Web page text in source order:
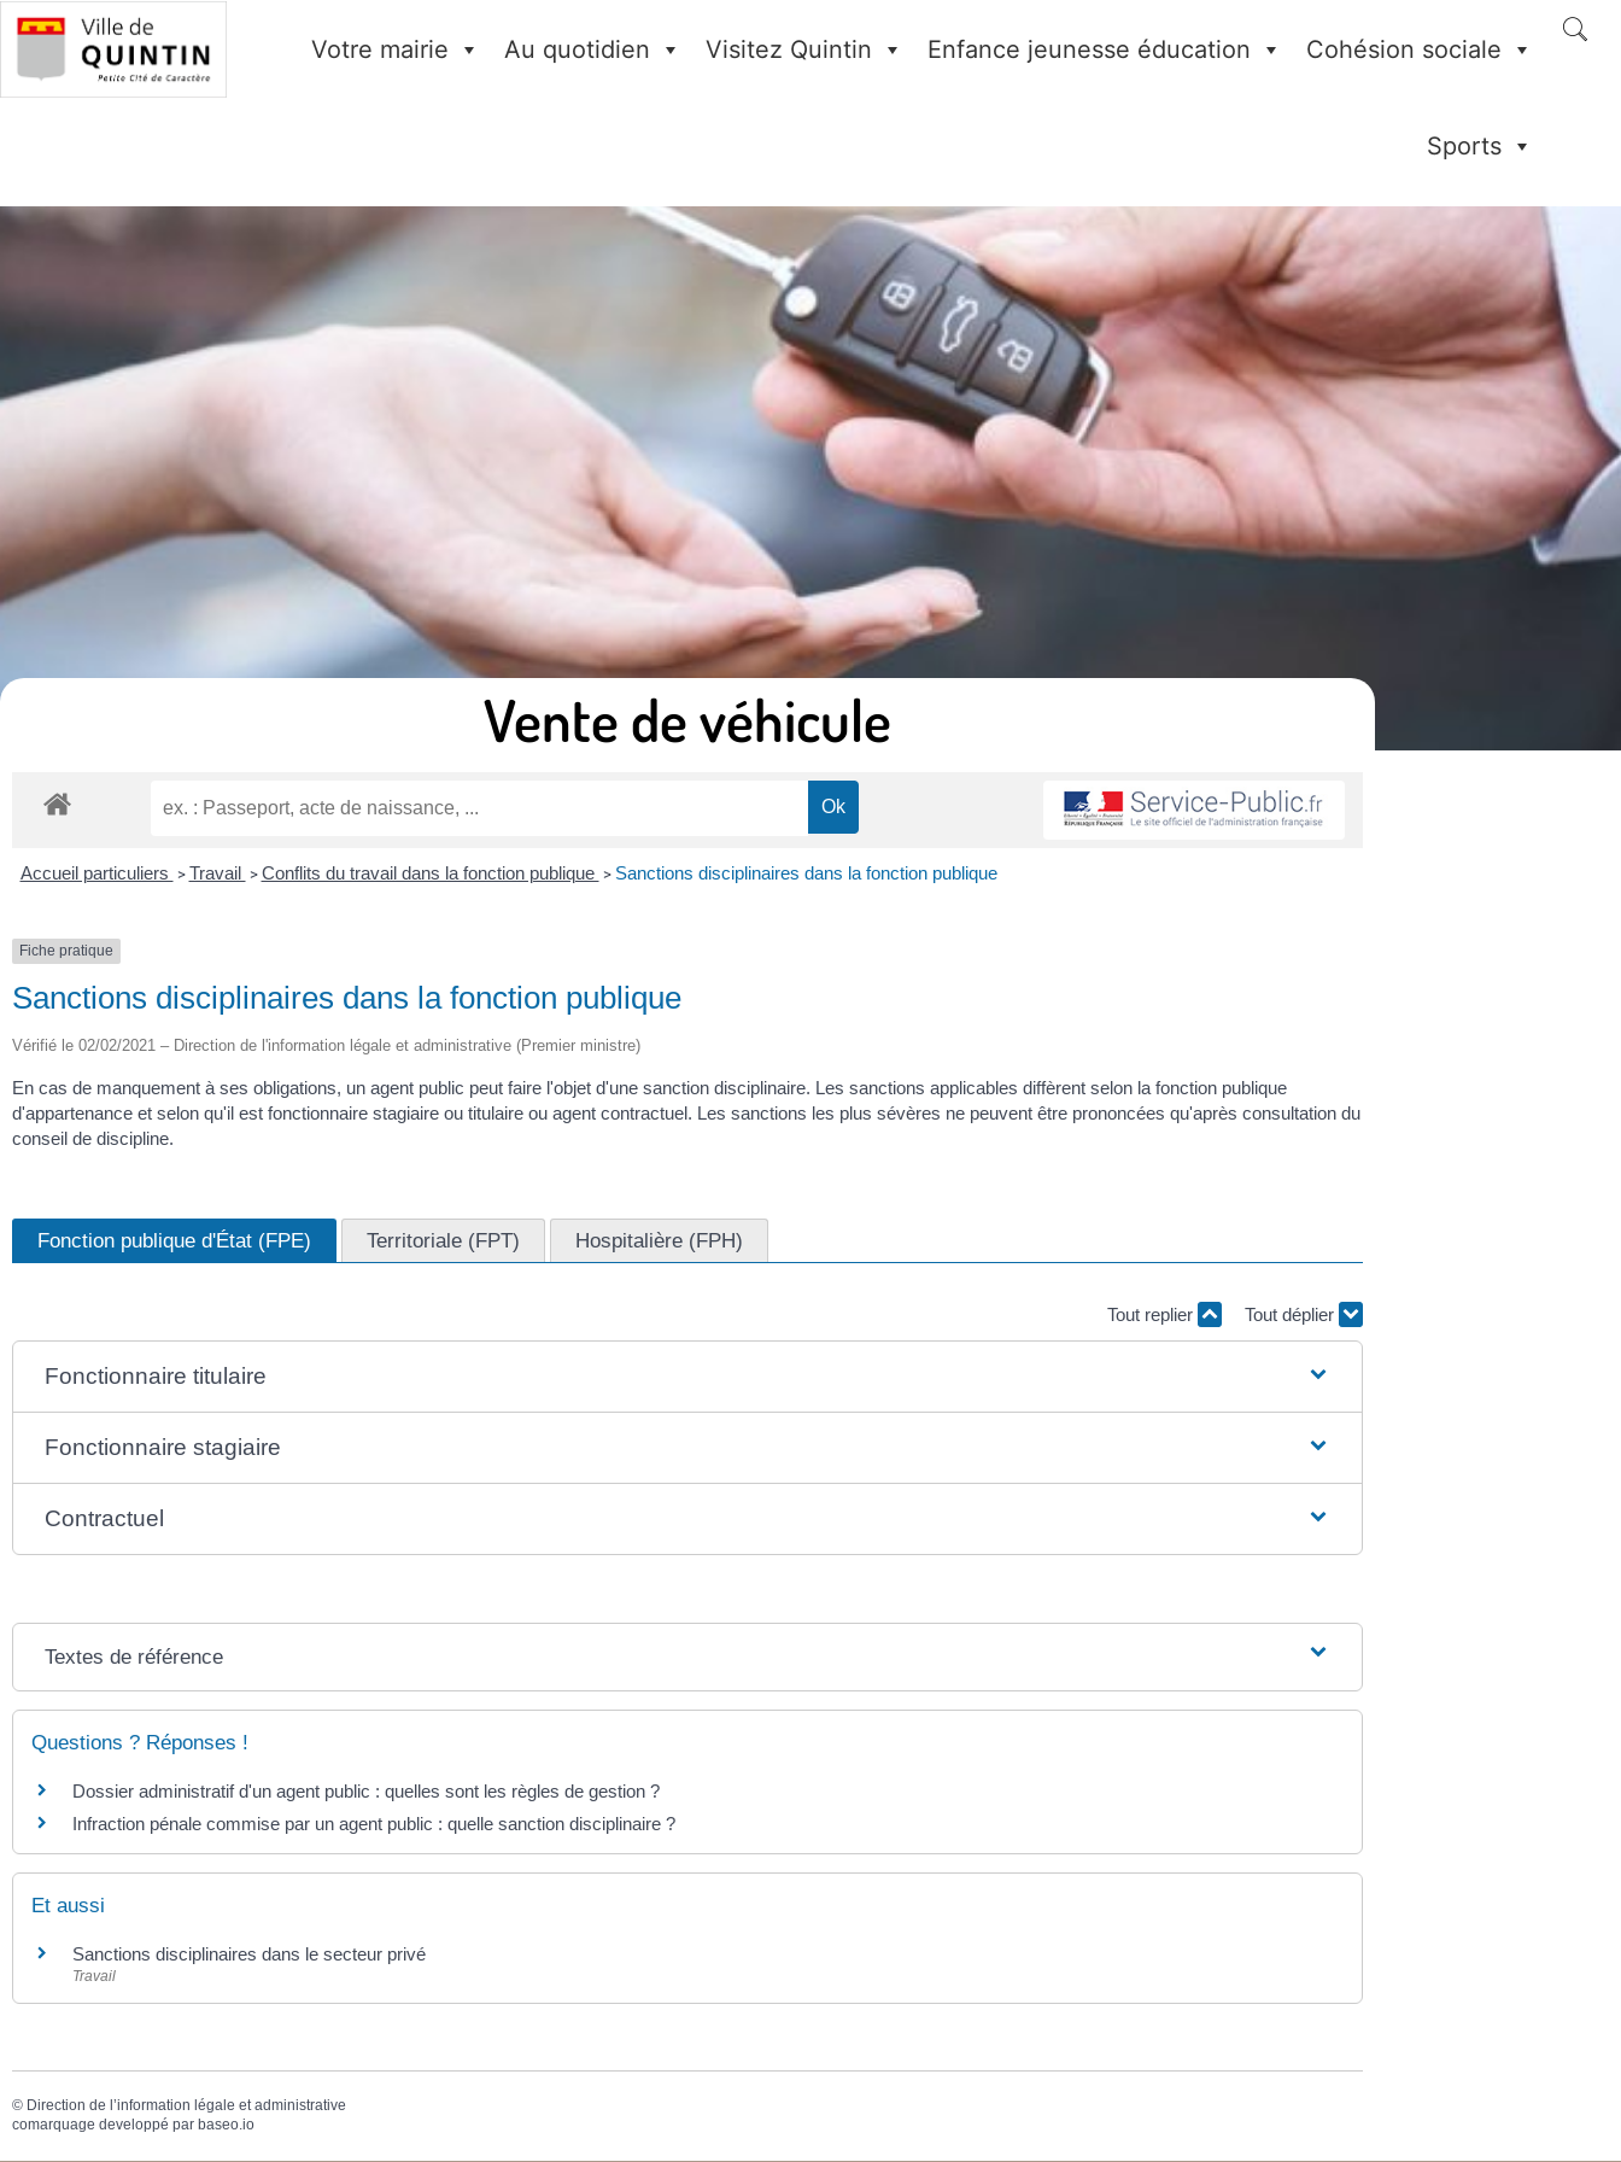
Votre mairie Au quotidien Visitez Quintin Enfance jeunesse éducation Cohésion sociale
Sports
Vente de véhicule
Accueil particuliers > Travail > Conflits du travail dans la fonction publique > Sanctions disciplinaires dans la fonction publique
Fiche pratique
Sanctions disciplinaires dans la fonction publique
Vérifié le 02/02/2021 – Direction de l'information légale et administrative (Premier ministre)
En cas de manquement à ses obligations, un agent public peut faire l'objet d'une sanction disciplinaire. Les sanctions applicables diffèrent selon la fonction publique
d'appartenance et selon qu'il est fonctionnaire stagiaire ou titulaire ou agent contractuel. Les sanctions les plus sévères ne peuvent être prononcées qu'après consultation du
conseil de discipline.
Fonction publique d'État (FPE) Territoriale (FPT) Hospitalière (FPH)
Tout replier Tout déplier
Fonctionnaire titulaire
Fonctionnaire stagiaire
Contractuel
Textes de référence
Questions ? Réponses !
Dossier administratif d'un agent public : quelles sont les règles de gestion ?
Infraction pénale commise par un agent public : quelle sanction disciplinaire ?
Et aussi
Sanctions disciplinaires dans le secteur privé
Travail
© Direction de l’information légale et administrative
comarquage developpé par baseo.io